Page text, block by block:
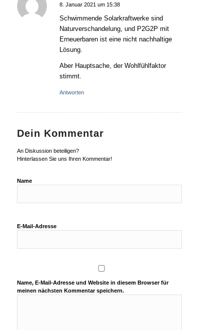
sagte:
8. Januar 2021 um 15:38
Schwimmende Solarkraftwerke sind
Naturverschandelung, und P2G2P mit
Erneuerbaren ist eine nicht nachhaltige
Lösung.
Aber Hauptsache, der Wohlfühlfaktor
stimmt.
Antworten
Dein Kommentar
An Diskussion beteiligen?
Hinterlassen Sie uns Ihren Kommentar!
Name
E-Mail-Adresse
Name, E-Mail-Adresse und Website in diesem Browser für
meinen nächsten Kommentar speichern.